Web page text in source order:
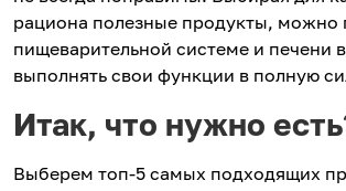
рациона полезные продукты, можно
пищеварительной системе и печени
выполнять свои функции в полную
Итак, что нужно
Выберем топ-5 самых подходящих